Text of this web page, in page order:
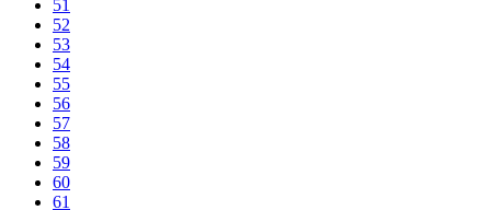
51
52
53
54
55
56
57
58
59
60
61